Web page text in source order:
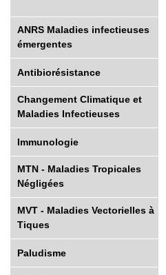
ANRS Maladies infectieuses
émergentes
Antibiorésistance
Changement Climatique et
Maladies Infectieuses
Immunologie
MTN - Maladies Tropicales
Négligées
MVT - Maladies Vectorielles à
Tiques
Paludisme